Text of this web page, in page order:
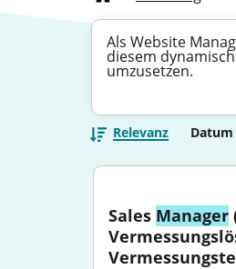
Als Website
diesem
umzusetzen.
Relevanz Datum
Sales Manager